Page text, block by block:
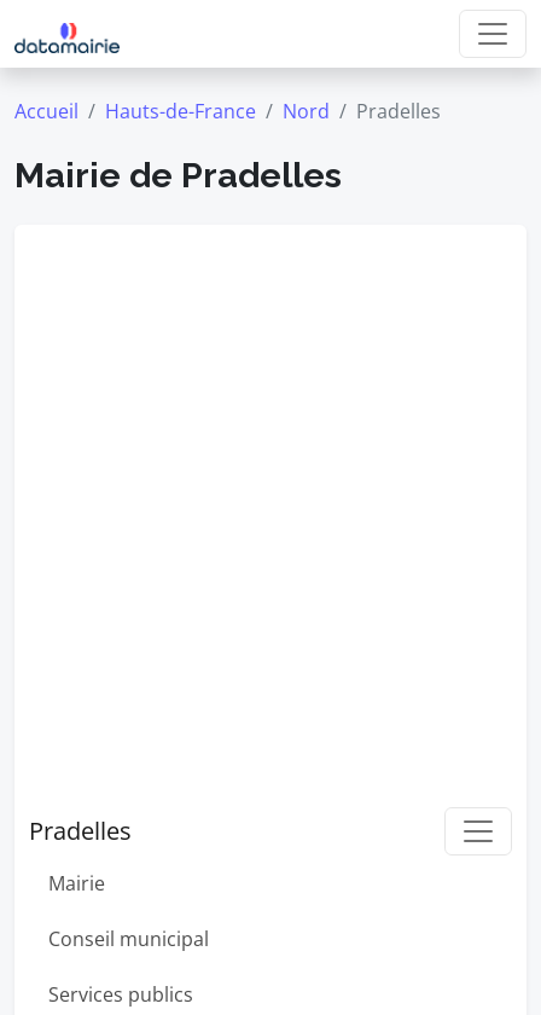
Accueil Hauts-de-France Nord Pradelles
Mairie de Pradelles
Pradelles
Mairie
Conseil municipal
Services publics